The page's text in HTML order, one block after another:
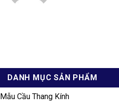
DANH MỤC SẢN PHẨM
Mẫu Cầu Thang Kính